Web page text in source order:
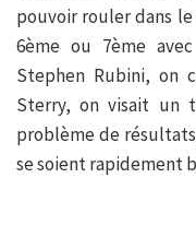
pouvoir rouler dans
6ème ou 7ème
Stephen Rubini, on
Sterry, on visait un
problème de
se soient rapidement